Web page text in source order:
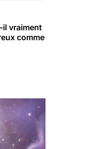
il vraiment
comme